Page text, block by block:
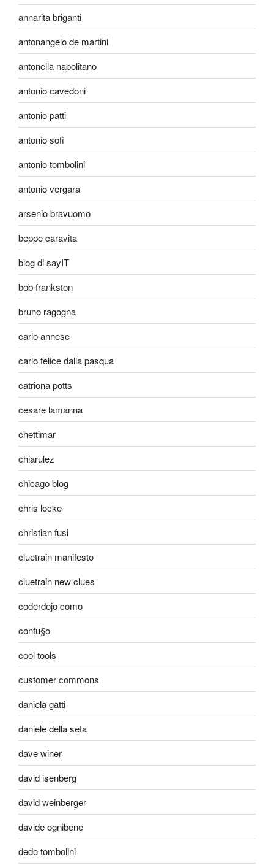
annarita briganti
antonangelo de martini
antonella napolitano
antonio cavedoni
antonio patti
antonio sofi
antonio tombolini
antonio vergara
arsenio bravuomo
beppe caravita
blog di sayIT
bob frankston
bruno ragogna
carlo annese
carlo felice dalla pasqua
catriona potts
cesare lamanna
chettimar
chiarulez
chicago blog
chris locke
christian fusi
cluetrain manifesto
cluetrain new clues
coderdojo como
confu§o
cool tools
customer commons
daniela gatti
daniele della seta
dave winer
david isenberg
david weinberger
davide ognibene
dedo tombolini